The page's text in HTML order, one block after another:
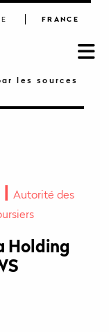
les sources
FRANCE
Autorité des
Holding